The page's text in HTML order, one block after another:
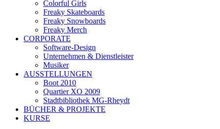
Colorful Girls
Freaky Skateboards
Freaky Snowboards
Freaky Merch
CORPORATE
Software-Design
Unternehmen & Dienstleister
Musiker
AUSSTELLUNGEN
Boot 2010
Quartier XO 2009
Stadtbibliothek MG-Rheydt
BÜCHER & PROJEKTE
KURSE